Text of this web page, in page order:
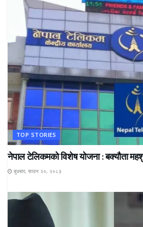
TOP STORIES
नेपाल टेलिकमको विशेष योजना : बक्यौता
बुधबार, साउन २०, २०८३